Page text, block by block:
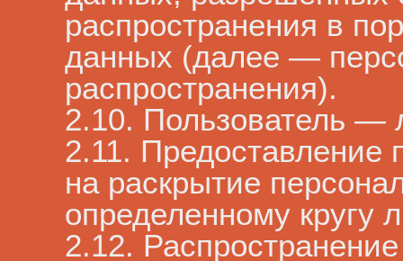
распространения в
данных (далее —
распространения).
2.10. Пользователь —
2.11.
на раскрытие
определенному кругу
2.12.